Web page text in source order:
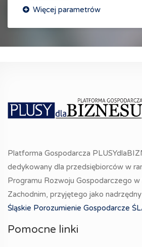
Platforma Gospodarcza
dedykowany dla przedsiębiorców w
Programu Rozwoju Gospodarczego w
Zachodnim, przyjętego jako
Śląskie Porozumienie Gospodarcze
Pomocne linki